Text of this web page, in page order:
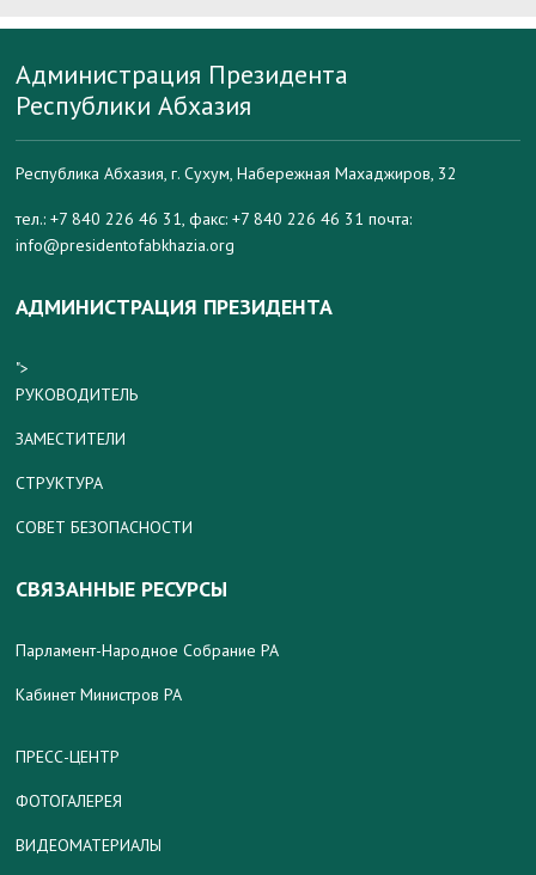
Администрация Президента
Республики Абхазия
Республика Абхазия, г. Сухум, Набережная Махаджиров, 32
тел.: +7 840 226 46 31, факс: +7 840 226 46 31 почта:
info@presidentofabkhazia.org
АДМИНИСТРАЦИЯ ПРЕЗИДЕНТА
">
РУКОВОДИТЕЛЬ
ЗАМЕСТИТЕЛИ
СТРУКТУРА
СОВЕТ БЕЗОПАСНОСТИ
СВЯЗАННЫЕ РЕСУРСЫ
Парламент-Народное Собрание РА
Кабинет Министров РА
ПРЕСС-ЦЕНТР
ФОТОГАЛЕРЕЯ
ВИДЕОМАТЕРИАЛЫ